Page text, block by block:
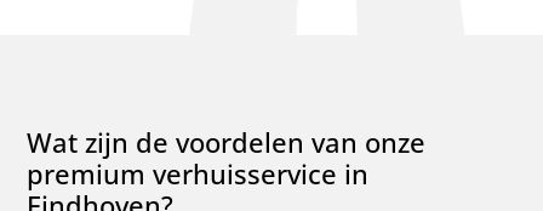
Wat zijn de voordelen van onze
premium verhuisservice in